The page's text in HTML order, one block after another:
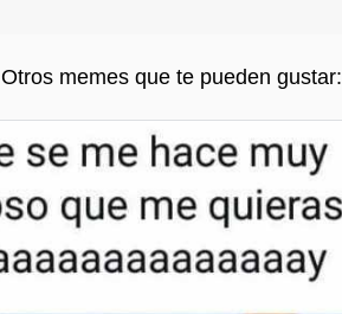
Otros memes que te pueden gustar: